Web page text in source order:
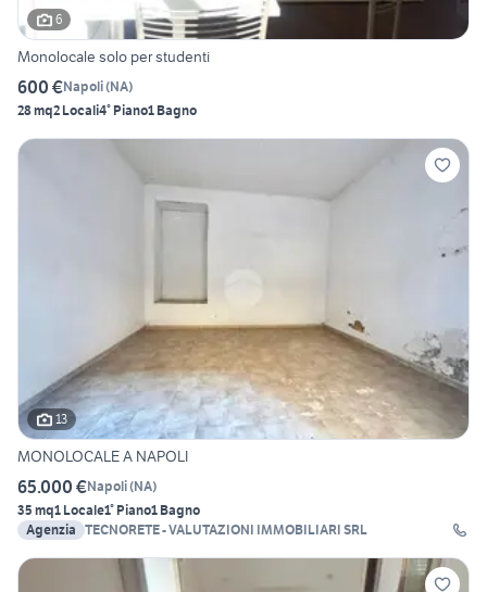
6
Monolocale solo per studenti
600 €Napoli(NA)
28 mq2 Locali4° Piano1 Bagno
13
MONOLOCALE A NAPOLI
65.000 €Napoli(NA)
35 mq1 Locale1° Piano1 Bagno
Agenzia
TECNORETE - VALUTAZIONI IMMOBILIARI SRL